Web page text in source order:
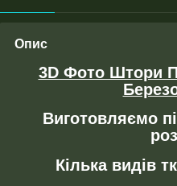
Опис
3D Фото Штори
Виготовляємо
Кілька видів